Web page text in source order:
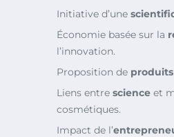
Initiative d’une
Économie basée sur la
l’innovation.
Proposition de produits
Liens entre science et
cosmétiques.
Impact de l’